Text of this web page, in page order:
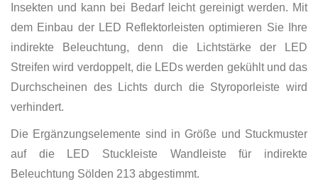
Insekten und kann bei Bedarf leicht gereinigt werden. Mit
dem Einbau der LED Reflektorleisten optimieren Sie Ihre
indirekte Beleuchtung, denn die Lichtstärke der LED
Streifen wird verdoppelt, die LEDs werden gekühlt und das
Durchscheinen des Lichts durch die Styroporleiste wird
verhindert.
Die Ergänzungselemente sind in Größe und Stuckmuster
auf die LED Stuckleiste Wandleiste für indirekte
Beleuchtung Sölden 213 abgestimmt.